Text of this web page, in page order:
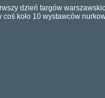
dzień targów
coś koło 10 wystawców